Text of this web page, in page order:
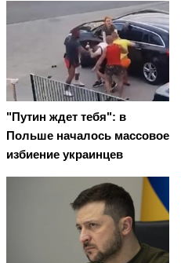
"Путин ждет тебя": в
Польше началось массовое
избиение украинцев